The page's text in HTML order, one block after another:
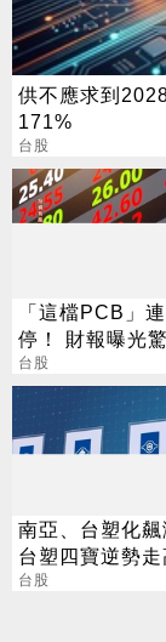
供不應求到
171%
台股
「這檔PCB」
停！ 財報曝光
台股
南亞、台塑化飆
台塑四寶逆勢
到了
台股